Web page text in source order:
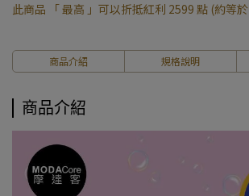
此商品 「 最高 」可以折抵紅利 2599 點 (約等於
商品介紹 規格說明
商品介紹